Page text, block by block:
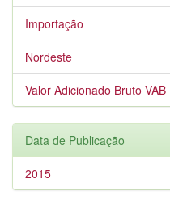
Importação
Nordeste
Valor Adicionado Bruto VAB
Data de Publicação
2015